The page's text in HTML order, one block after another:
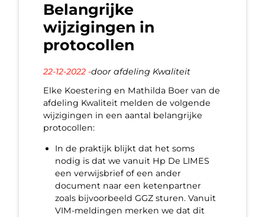
Belangrijke
wijzigingen in
protocollen
22-12-2022 -door afdeling Kwaliteit
Elke Koestering en Mathilda Boer van de
afdeling Kwaliteit melden de volgende
wijzigingen in een aantal belangrijke
protocollen:
In de praktijk blijkt dat het soms
nodig is dat we vanuit Hp De LIMES
een verwijsbrief of een ander
document naar een ketenpartner
zoals bijvoorbeeld GGZ sturen. Vanuit
VIM-meldingen merken we dat dit